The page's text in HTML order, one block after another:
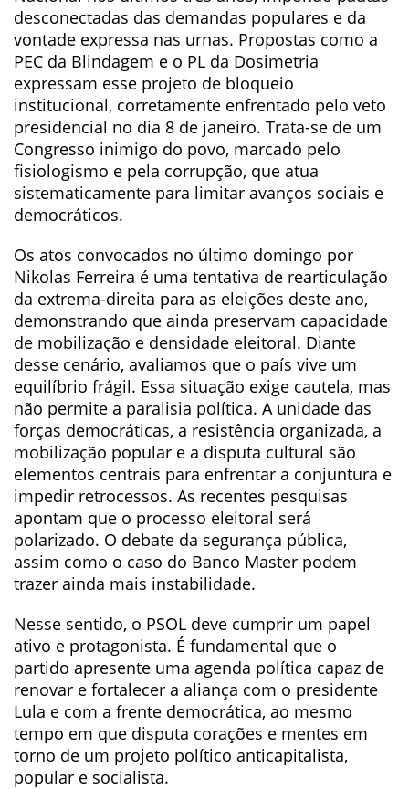
desconectadas das demandas populares e da
vontade expressa nas urnas. Propostas como a
PEC da Blindagem e o PL da Dosimetria
expressam esse projeto de bloqueio
institucional, corretamente enfrentado pelo veto
presidencial no dia 8 de janeiro. Trata-se de um
Congresso inimigo do povo, marcado pelo
fisiologismo e pela corrupção, que atua
sistematicamente para limitar avanços sociais e
democráticos.
Os atos convocados no último domingo por
Nikolas Ferreira é uma tentativa de rearticulação
da extrema-direita para as eleições deste ano,
demonstrando que ainda preservam capacidade
de mobilização e densidade eleitoral. Diante
desse cenário, avaliamos que o país vive um
equilíbrio frágil. Essa situação exige cautela, mas
não permite a paralisia política. A unidade das
forças democráticas, a resistência organizada, a
mobilização popular e a disputa cultural são
elementos centrais para enfrentar a conjuntura e
impedir retrocessos. As recentes pesquisas
apontam que o processo eleitoral será
polarizado. O debate da segurança pública,
assim como o caso do Banco Master podem
trazer ainda mais instabilidade.
Nesse sentido, o PSOL deve cumprir um papel
ativo e protagonista. É fundamental que o
partido apresente uma agenda política capaz de
renovar e fortalecer a aliança com o presidente
Lula e com a frente democrática, ao mesmo
tempo em que disputa corações e mentes em
torno de um projeto político anticapitalista,
popular e socialista.